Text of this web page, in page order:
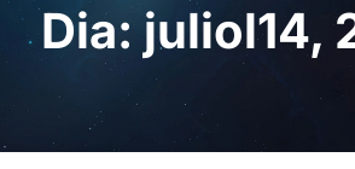
Dia: juliol14,